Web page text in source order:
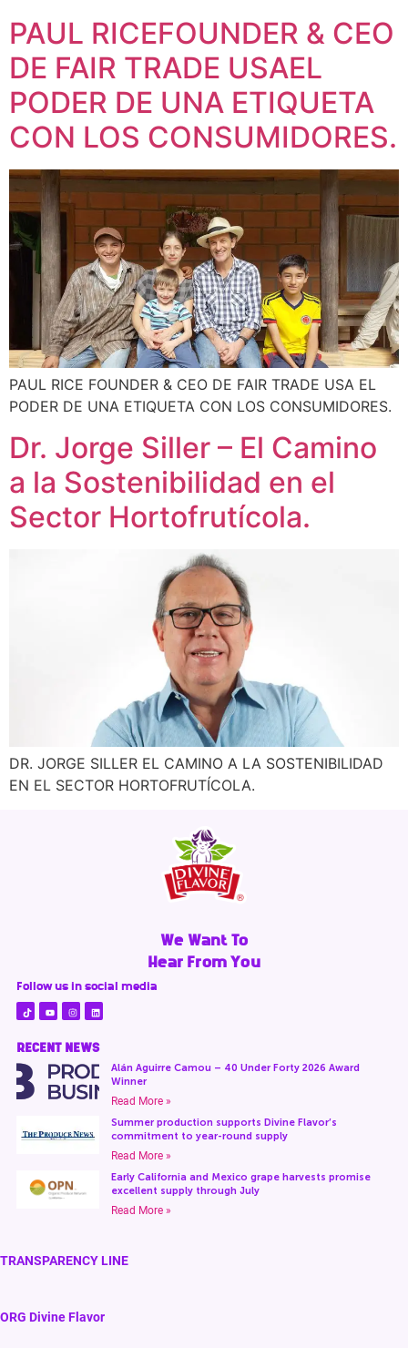
PAUL RICEFOUNDER & CEO
DE FAIR TRADE USAEL
PODER DE UNA ETIQUETA
CON LOS CONSUMIDORES.
PAUL RICE FOUNDER & CEO DE FAIR TRADE USA EL
PODER DE UNA ETIQUETA CON LOS CONSUMIDORES.
Dr. Jorge Siller – El Camino
a la Sostenibilidad en el
Sector Hortofrutícola.
DR. JORGE SILLER EL CAMINO A LA SOSTENIBILIDAD
EN EL SECTOR HORTOFRUTÍCOLA.
We Want To
Hear From You
Follow us in social media
RECENT NEWS
Alán Aguirre Camou – 40 Under Forty 2026 Award
Winner
Read More »
Summer production supports Divine Flavor’s
commitment to year-round supply
Read More »
Early California and Mexico grape harvests promise
excellent supply through July
Read More »
TRANSPARENCY LINE
ORG Divine Flavor